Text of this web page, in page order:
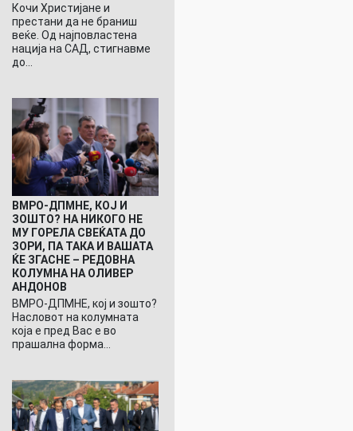
Кочи Христијане и
престани да не браниш
веќе. Од најповластена
нација на САД, стигнавме
до…
ВМРО-ДПМНЕ, КОЈ И
ЗОШТО? НА НИКОГО НЕ
МУ ГОРЕЛА СВЕЌАТА ДО
ЗОРИ, ПА ТАКА И ВАШАТА
ЌЕ ЗГАСНЕ – РЕДОВНА
КОЛУМНА НА ОЛИВЕР
АНДОНОВ
ВМРО-ДПМНЕ, кој и зошто?
Насловот на колумната
која е пред Вас е во
прашална форма…